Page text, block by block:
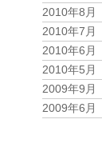
2010年8月
2010年7月
2010年6月
2010年5月
2009年9月
2009年6月